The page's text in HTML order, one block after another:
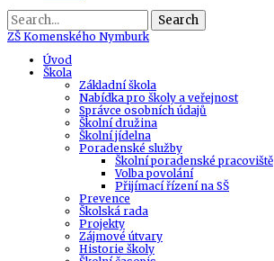
Search
ZŠ Komenského Nymburk
Úvod
Škola
Základní škola
Nabídka pro školy a veřejnost
Správce osobních údajů
Školní družina
Školní jídelna
Poradenské služby
Školní poradenské pracoviště
Volba povolání
Přijímací řízení na SŠ
Prevence
Školská rada
Projekty
Zájmové útvary
Historie školy